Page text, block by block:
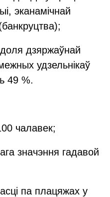
эканамічнай
дзяржаўнай
удзельнікаў
49 %.
чалавек;
значэння гадавой
па плацяжах у